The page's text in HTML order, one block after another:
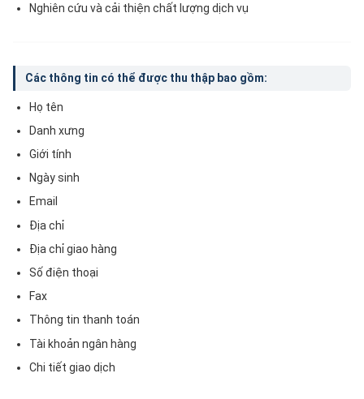
Nghiên cứu và cải thiện chất lượng dịch vụ
Các thông tin có thể được thu thập bao gồm:
Họ tên
Danh xưng
Giới tính
Ngày sinh
Email
Địa chỉ
Địa chỉ giao hàng
Số điện thoại
Fax
Thông tin thanh toán
Tài khoản ngân hàng
Chi tiết giao dịch